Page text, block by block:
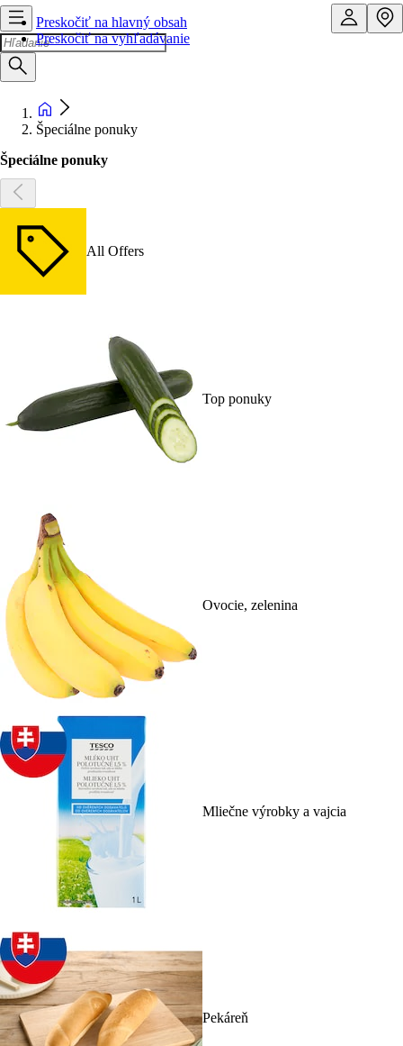
Preskočiť na hlavný obsah
Preskočiť na vyhľadávanie
Špeciálne ponuky
Špeciálne ponuky
All Offers
Top ponuky
Ovocie, zelenina
Mliečne výrobky a vajcia
Pekáreň